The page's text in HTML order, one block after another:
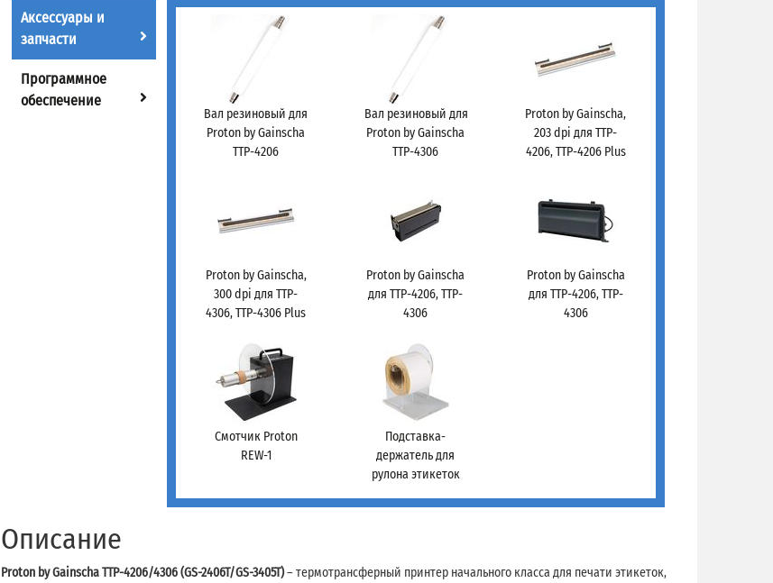
Аксессуары и
запчасти
Программное
обеспечение
Вал резиновый для
Proton by Gainscha
TTP-4206
Вал резиновый для
Proton by Gainscha
TTP-4306
Proton by Gainscha,
203 dpi для TTP-
4206, TTP-4206 Plus
Proton by Gainscha,
300 dpi для TTP-
4306, TTP-4306 Plus
Proton by Gainscha
для TTP-4206, TTP-
4306
Proton by Gainscha
для TTP-4206, TTP-
4306
Смотчик Proton
REW-1
Подставка-
держатель для
рулона этикеток
Описание
Proton by Gainscha TTP-4206/4306 (GS-2406T/GS-3405T)– термотрансферный принтер начального класса для печати этикеток,